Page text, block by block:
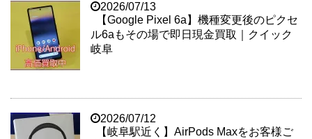
2026/07/13
【Google Pixel 6a】機種変更後のピクセ
ル6aもその場で即日現金買取｜クイック
岐阜
2026/07/12
【岐阜駅近く】AirPods Maxをお客様ご